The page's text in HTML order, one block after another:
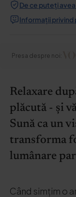
De ce puteți
Informații privind
Presa despre noi:
Relaxare
plăcută - și
Sună ca un
transforma
lumânare
Când simțim o